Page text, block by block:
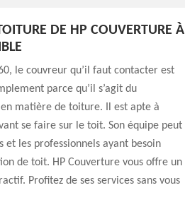
DE HP COUVERTURE À
le couvreur qu’il faut contacter est
parce qu’il s’agit du
matière de toiture. Il est apte à
se faire sur le toit. Son équipe peut
les professionnels ayant besoin
de toit. HP Couverture vous offre un
Profitez de ses services sans vous